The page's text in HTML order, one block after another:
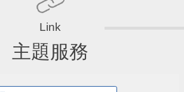
主題服務